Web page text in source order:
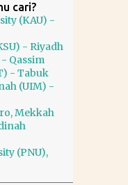
cari?
(KAU) -
- Riyadh
Qassim
- Tabuk
(UIM) -
Mekkah
(PNU),